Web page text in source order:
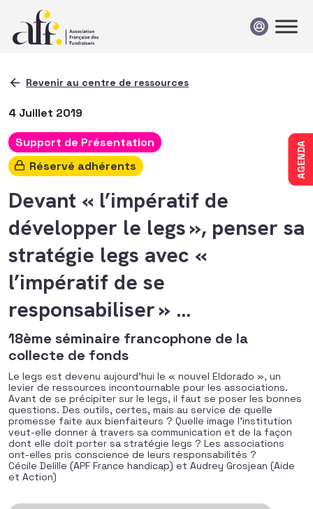
AGENDA
Revenir au centre de ressources
4 Juillet 2019
Support de Présentation
Réservé adhérents
Devant « l’impératif de
développer le legs », penser sa
stratégie legs avec «
l’impératif de se
responsabiliser » …
18ème séminaire francophone de la
collecte de fonds
Le legs est devenu aujourd’hui le « nouvel Eldorado », un
levier de ressources incontournable pour les associations.
Avant de se précipiter sur le legs, il faut se poser les bonnes
questions. Des outils, certes, mais au service de quelle
promesse faite aux bienfaiteurs ? Quelle image l’institution
veut-elle donner à travers sa communication et de la façon
dont elle doit porter sa stratégie legs ? Les associations
ont-elles pris conscience de leurs responsabilités ?
Cécile Delille (APF France handicap) et Audrey Grosjean (Aide
et Action)